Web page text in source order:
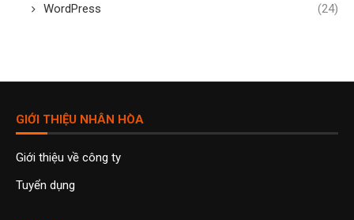
WordPress (24)
GIỚI THIỆU NHÂN HÒA
Giới thiệu về công ty
Tuyển dụng